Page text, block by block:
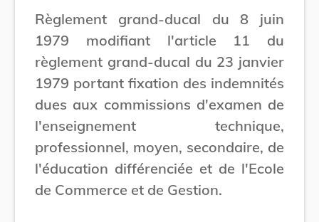
Règlement grand-ducal du 8 juin
1979 modifiant l'article 11 du
règlement grand-ducal du 23 janvier
1979 portant fixation des indemnités
dues aux commissions d'examen de
l'enseignement technique,
professionnel, moyen, secondaire, de
l'éducation différenciée et de l'Ecole
de Commerce et de Gestion.